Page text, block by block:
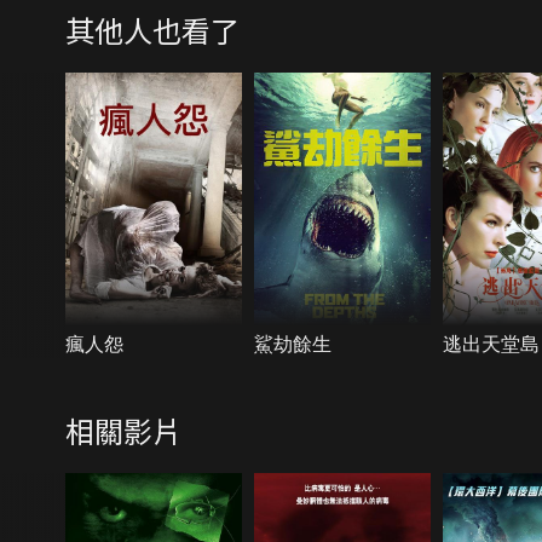
其他人也看了
瘋人怨 鯊劫餘生 逃出天堂島
相關影片